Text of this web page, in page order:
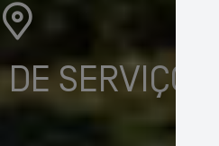
SERVIÇO